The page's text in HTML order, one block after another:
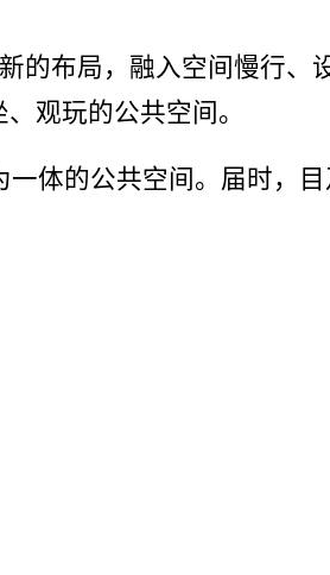
的布局，融入空间慢行、
观玩的公共空间。
体的公共空间。届时，